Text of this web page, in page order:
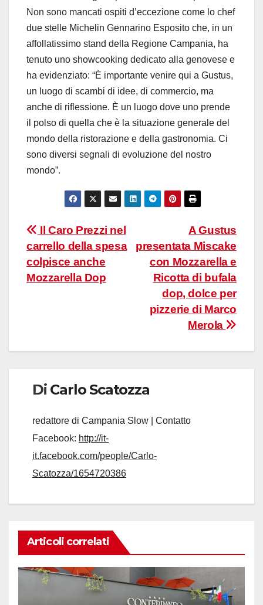
Non sono mancati ospiti d’eccezione come lo chef
due stelle Michelin Gennarino Esposito che, in un
affollatissimo stand della Regione Campania, ha
tenuto uno showcooking dedicato alla genovese e
ha evidenziato: “È importante venire qui a Gustus,
un luogo di scambi di idee, di commercio, ma
anche di riflessione. È un luogo dove uno prende
il polso di quella che è la situazione generale del
mondo della ristorazione e della gastronomia. Ci
sono diversi segnali di evoluzione del nostro
mondo”.
Navigazione
articoli
A Gustus
presentata Miscake
con Mozzarella e
Ricotta di bufala
dop, dolce per
pizzerie di Marco
Merola
Il Caro Prezzi nel
carrello della spesa
colpisce anche
Mozzarella Dop
Di Carlo Scatozza
redattore di Campania Slow | Contatto
Facebook: http://it-
it.facebook.com/people/Carlo-
Scatozza/1654720386
Articoli correlati